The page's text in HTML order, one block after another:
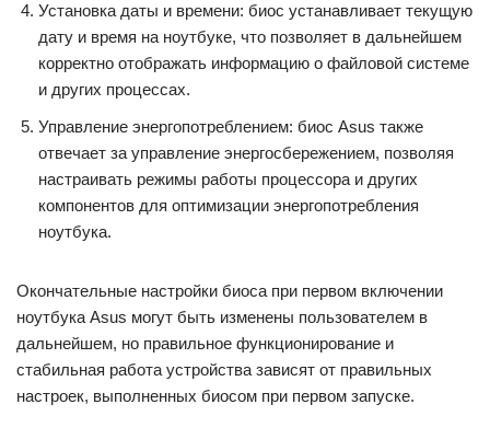
Установка даты и времени: биос устанавливает текущую
дату и время на ноутбуке, что позволяет в дальнейшем
корректно отображать информацию о файловой системе
и других процессах.
Управление энергопотреблением: биос Asus также
отвечает за управление энергосбережением, позволяя
настраивать режимы работы процессора и других
компонентов для оптимизации энергопотребления
ноутбука.
Окончательные настройки биоса при первом включении
ноутбука Asus могут быть изменены пользователем в
дальнейшем, но правильное функционирование и
стабильная работа устройства зависят от правильных
настроек, выполненных биосом при первом запуске.